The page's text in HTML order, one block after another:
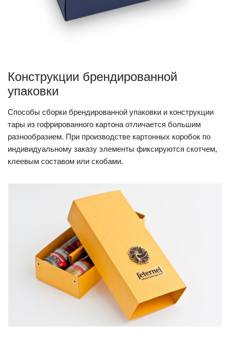
Конструкции брендированной
упаковки
Способы сборки брендированной упаковки и конструкции
тары из гофрированного картона отличается большим
разнообразием. При производстве картонных коробок по
индивидуальному заказу элементы фиксируются скотчем,
клеевым составом или скобами.